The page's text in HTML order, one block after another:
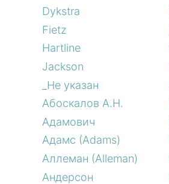
Dykstra
Fietz
Hartline
Jackson
_Не указан
Абоскалов А.Н.
Адамович
Адамс (Adams)
Аллеман (Alleman)
Андерсон